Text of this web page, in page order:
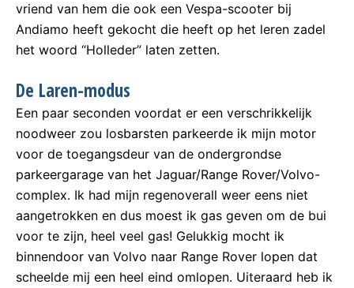
vriend van hem die ook een Vespa-scooter bij
Andiamo heeft gekocht die heeft op het leren zadel
het woord “Holleder” laten zetten.
De Laren-modus
Een paar seconden voordat er een verschrikkelijk
noodweer zou losbarsten parkeerde ik mijn motor
voor de toegangsdeur van de ondergrondse
parkeergarage van het Jaguar/Range Rover/Volvo-
complex. Ik had mijn regenoverall weer eens niet
aangetrokken en dus moest ik gas geven om de bui
voor te zijn, heel veel gas! Gelukkig mocht ik
binnendoor van Volvo naar Range Rover lopen dat
scheelde mij een heel eind omlopen. Uiteraard heb ik